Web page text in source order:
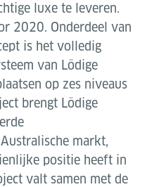
luxe te leveren.
2020. Onderdeel van
is het volledig
van Lödige
op zes niveaus
brengt Lödige
markt,
positie heeft in
valt samen met de